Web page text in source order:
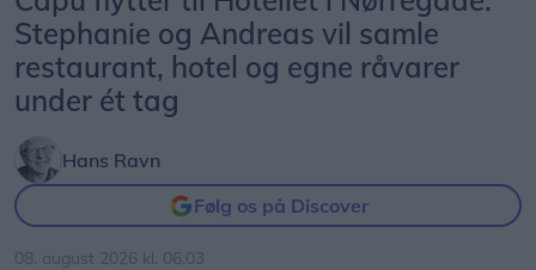
Stephanie og Andreas vil samle
restaurant, hotel og egne råvarer
under ét tag
Hans Ravn
Følg os på Discover
08. august 2026 kl. 06.03